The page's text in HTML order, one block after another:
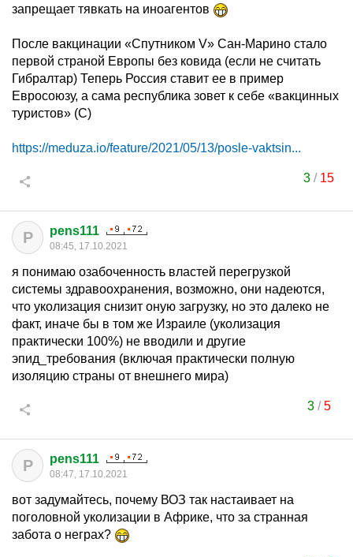
запрещает тявкать на иноагентов
После вакцинации «Спутником V» Сан-Марино стало
первой страной Европы без ковида (если не считать
Гибралтар) Теперь Россия ставит ее в пример
Евросоюзу, а сама республика зовет к себе «вакцинных
туристов» (С)
https://meduza.io/feature/2021/05/13/posle-vaktsin...
3 / 15
P pens111
08:45, 17.10.2021
я понимаю озабоченность властей перегрузкой
системы здравоохранения, возможно, они надеются,
что уколизация снизит оную загрузку, но это далеко не
факт, иначе бы в том же Израиле (уколизация
практически 100%) не вводили и другие
эпид_требования (включая практически полную
изоляцию страны от внешнего мира)
3/5
P pens111
08:47, 17.10.2021
вот задумайтесь, почему ВОЗ так настаивает на
поголовной уколизации в Африке, что за странная
забота о неграх?